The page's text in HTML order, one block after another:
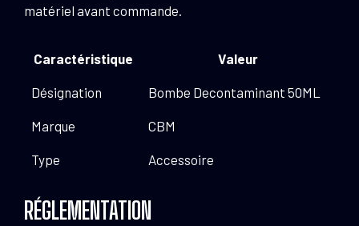
matériel avant commande.
Caractéristique Valeur
Désignation Bombe Decontaminant 50ML
Marque CBM
Type Accessoire
RÉGLEMENTATION